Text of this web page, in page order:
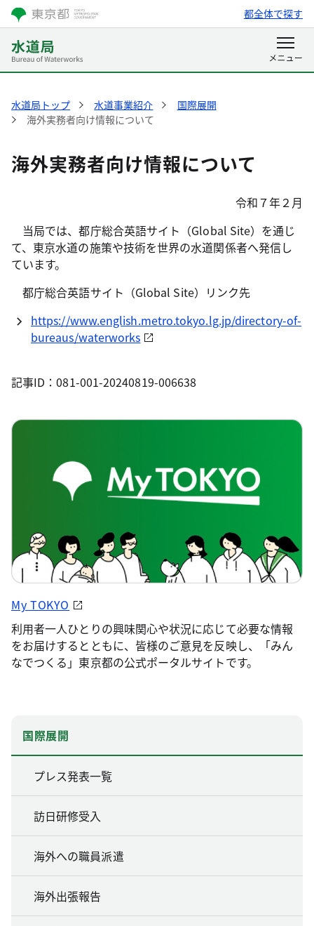
都全体で探す
水道局トップ 水道事業紹介
国際展開
海外実務者向け情報について
海外実務者向け情報について
令和７年２月
当局では、都庁総合英語サイト（Global Site）を通じ
て、東京水道の施策や技術を世界の水道関係者へ発信し
ています。
都庁総合英語サイト（Global Site）リンク先
https://www.english.metro.tokyo.lg.jp/directory-of-
bureaus/waterworks
記事ID：081-001-20240819-006638
My TOKYO
利用者一人ひとりの興味関心や状況に応じて必要な情報
をお届けするとともに、皆様のご意見を反映し、「みん
なでつくる」東京都の公式ポータルサイトです。
国際展開
プレス発表一覧
訪日研修受入
海外への職員派遣
海外出張報告